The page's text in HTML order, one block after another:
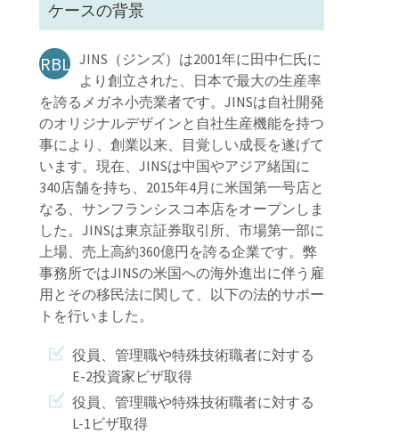
ケースの背景
RBL JINS（ジンズ）は2001年に田中仁氏に
より創立された、日本で最大の生産率
を誇るメガネ小売業者です。JINSは自社開発
のオリジナルデザインと自社生産機能を持つ
事により、創業以来、目覚しい成長を遂げて
います。現在、JINSは中国やアジア緒国に
340店舗を持ち、2015年4月に米国第一号店と
なる、サンフランシスコ本店をオープンしま
した。JINSは東京証券取引所、市場第一部に
上場、売上高約360億円を誇る企業です。弊
事務所ではJINSの米国への海外進出に伴う雇
用とその移民法に関して、以下の法的サポー
トを行いました。
役員、管理職や特殊技術職者に対する
E-2投資家ビザ取得
役員、管理職や特殊技術職者に対する
L-1ビザ取得